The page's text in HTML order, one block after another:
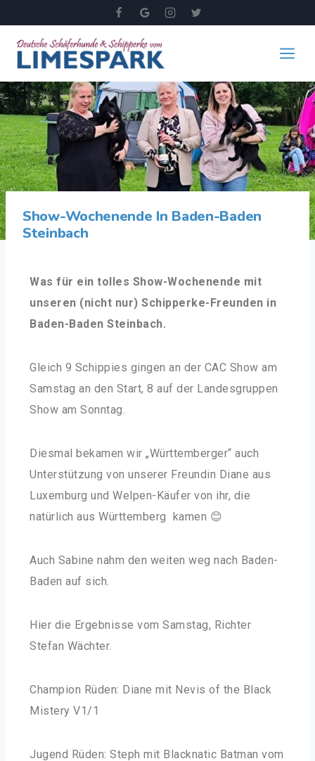
Show-Wochenende In Baden-Baden
Steinbach
Was für ein tolles Show-Wochenende mit
unseren (nicht nur) Schipperke-Freunden in
Baden-Baden Steinbach.
Gleich 9 Schippies gingen an der CAC Show am
Samstag an den Start, 8 auf der Landesgruppen
Show am Sonntag.
Diesmal bekamen wir „Württemberger“ auch
Unterstützung von unserer Freundin Diane aus
Luxemburg und Welpen-Käufer von ihr, die
natürlich aus Württemberg kamen 😊
Auch Sabine nahm den weiten weg nach Baden-
Baden auf sich.
Hier die Ergebnisse vom Samstag, Richter
Stefan Wächter.
Champion Rüden: Diane mit Nevis of the Black
Mistery V1/1
Jugend Rüden: Steph mit Blacknatic Batman vom